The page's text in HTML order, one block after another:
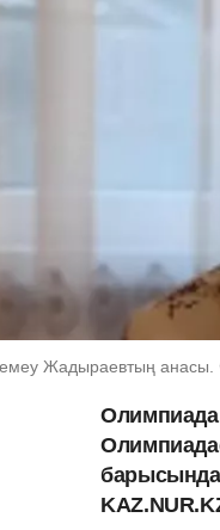
Жадыраевтың анасы.
Олимпиада
барысында